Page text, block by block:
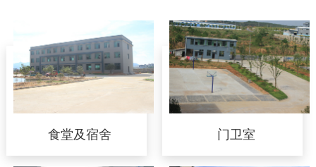
食堂及宿舍 门卫室